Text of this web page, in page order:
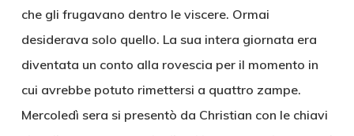
che gli frugavano dentro le viscere. Ormai
desiderava solo quello. La sua intera giornata era
diventata un conto alla rovescia per il momento in
cui avrebbe potuto rimettersi a quattro zampe.
Mercoledì sera si presentò da Christian con le chiavi